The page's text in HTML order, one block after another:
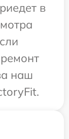
в
наш